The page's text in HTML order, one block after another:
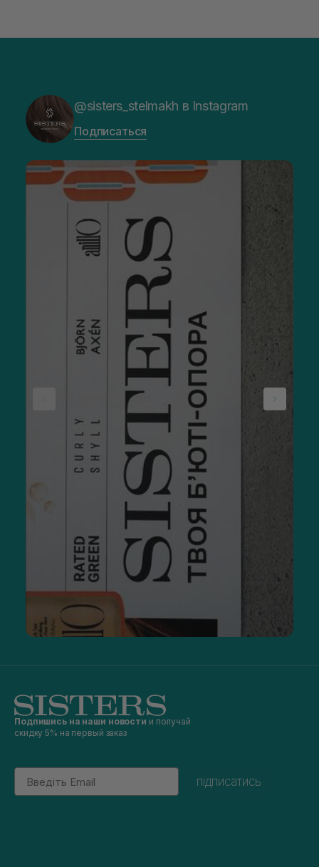
@sisters_stelmakh в Instagram
Подписаться
Подпишись на наши новости и получай
скидку 5% на первый заказ
Email
підписатись